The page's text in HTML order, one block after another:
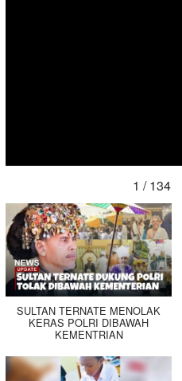
1 / 134
SULTAN TERNATE MENOLAK
KERAS POLRI DIBAWAH
KEMENTRIAN